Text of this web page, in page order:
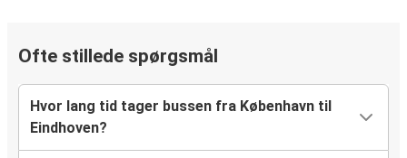
Ofte stillede spørgsmål
Hvor lang tid tager bussen fra København til
Eindhoven?